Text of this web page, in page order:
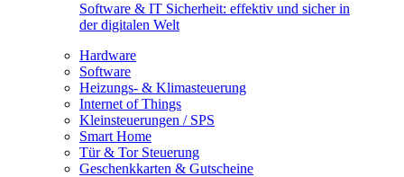
Software & IT Sicherheit: effektiv und sicher in
der digitalen Welt
Hardware
Software
Heizungs- & Klimasteuerung
Internet of Things
Kleinsteuerungen / SPS
Smart Home
Tür & Tor Steuerung
Geschenkkarten & Gutscheine